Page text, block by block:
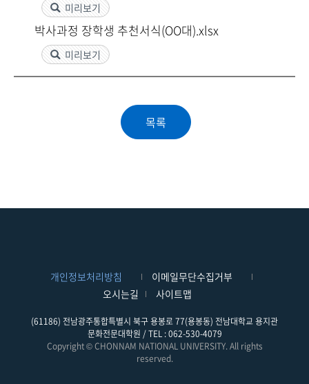
미리보기
박사과정 장학생 추천서식(OO대).xlsx
미리보기
개인정보처리방침
이메일무단수집거부
오시는길
사이트맵
(61186) 전남광주통합특별시 북구 용봉로 77(용봉동) 전남대학교 용지관
문화전문대학원 / TEL : 062-530-4079
Copyright © CHONNAM NATIONAL UNIVERSITY. All rights
reserved.